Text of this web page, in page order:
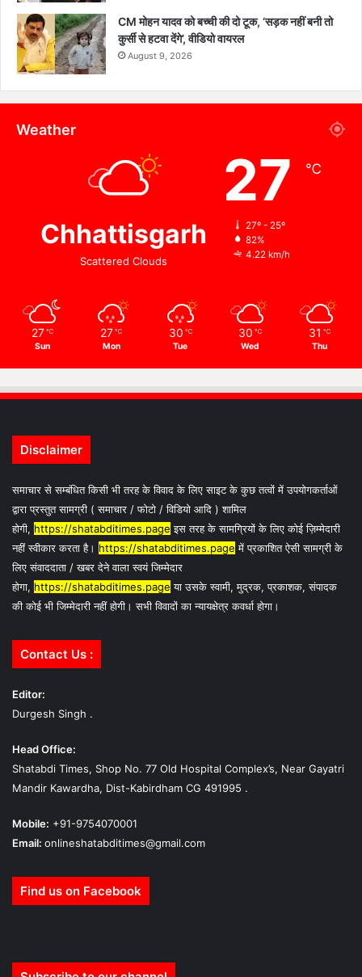
CM मोहन यादव को बच्ची की दो टूक, ‘सड़क नहीं बनी तो
कुर्सी से हटवा देंगे’, वीडियो वायरल
August 9, 2026
Weather
Chhattisgarh
Scattered Clouds
27 ℃
27º - 25º
82%
4.22 km/h
27 ℃
Sun
27 ℃
Mon
30 ℃
Tue
30 ℃
Wed
31 ℃
Thu
Disclaimer
समाचार से सम्बंधित किसी भी तरह के विवाद के लिए साइट के कुछ तत्वों में उपयोगकर्ताओं
द्वारा प्रस्तुत सामग्री ( समाचार / फोटो / विडियो आदि ) शामिल
होगी, https://shatabditimes.page इस तरह के सामग्रियों के लिए कोई ज़िम्मेदारी
नहीं स्वीकार करता है। https://shatabditimes.page में प्रकाशित ऐसी सामग्री के
लिए संवाददाता / खबर देने वाला स्वयं जिम्मेदार
होगा, https://shatabditimes.page या उसके स्वामी, मुद्रक, प्रकाशक, संपादक
की कोई भी जिम्मेदारी नहीं होगी। सभी विवादों का न्यायक्षेत्र कवर्धा होगा।
Contact Us :
Editor:
Durgesh Singh .
Head Office:
Shatabdi Times, Shop No. 77 Old Hospital Complex’s, Near Gayatri
Mandir Kawardha, Dist-Kabirdham CG 491995 .
Mobile: +91-9754070001
Email: onlineshatabditimes@gmail.com
Find us on Facebook